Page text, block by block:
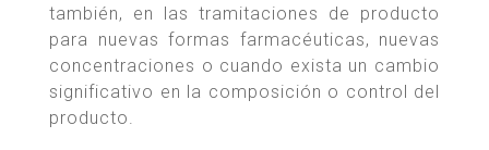
también, en las tramitaciones de producto
para nuevas formas farmacéuticas, nuevas
concentraciones o cuando exista un cambio
significativo en la composición o control del
producto.